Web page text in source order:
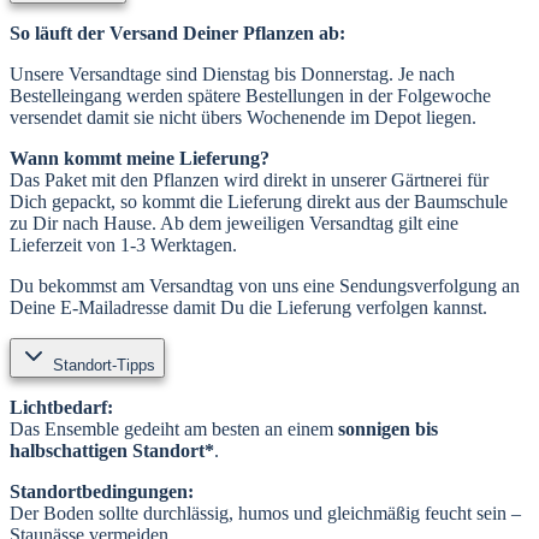
So läuft der Versand Deiner Pflanzen ab:
Unsere Versandtage sind Dienstag bis Donnerstag. Je nach
Bestelleingang werden spätere Bestellungen in der Folgewoche
versendet damit sie nicht übers Wochenende im Depot liegen.
Wann kommt meine Lieferung?
Das Paket mit den Pflanzen wird direkt in unserer Gärtnerei für
Dich gepackt, so kommt die Lieferung direkt aus der Baumschule
zu Dir nach Hause. Ab dem jeweiligen Versandtag gilt eine
Lieferzeit von 1-3 Werktagen.
Du bekommst am Versandtag von uns eine Sendungsverfolgung an
Deine E-Mailadresse damit Du die Lieferung verfolgen kannst.
Standort-Tipps
Lichtbedarf:
Das Ensemble gedeiht am besten an einem sonnigen bis
halbschattigen Standort*.
Standortbedingungen:
Der Boden sollte durchlässig, humos und gleichmäßig feucht sein –